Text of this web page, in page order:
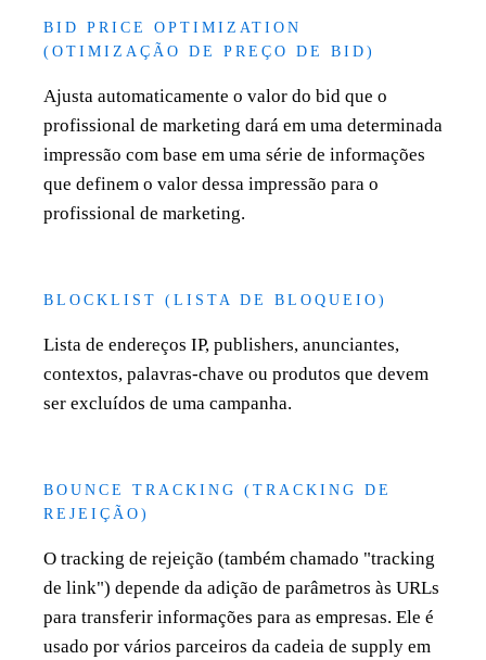
BID PRICE OPTIMIZATION
(OTIMIZAÇÃO DE PREÇO DE BID)
Ajusta automaticamente o valor do bid que o
profissional de marketing dará em uma determinada
impressão com base em uma série de informações
que definem o valor dessa impressão para o
profissional de marketing.
BLOCKLIST (LISTA DE BLOQUEIO)
Lista de endereços IP, publishers, anunciantes,
contextos, palavras-chave ou produtos que devem
ser excluídos de uma campanha.
BOUNCE TRACKING (TRACKING DE
REJEIÇÃO)
O tracking de rejeição (também chamado "tracking
de link") depende da adição de parâmetros às URLs
para transferir informações para as empresas. Ele é
usado por vários parceiros da cadeia de supply em